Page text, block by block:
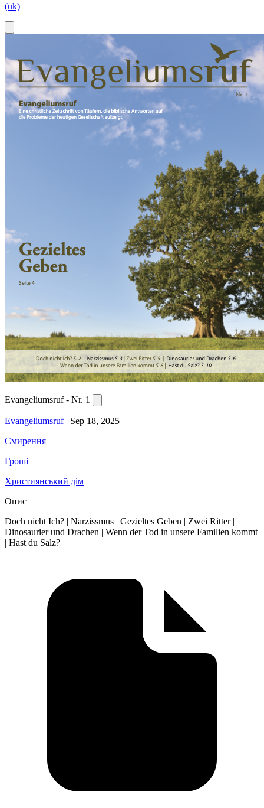
(uk)
Evangeliumsruf - Nr. 1
Evangeliumsruf | Sep 18, 2025
Смирення
Гроші
Християнський дім
Опис
Doch nicht Ich? | Narzissmus | Gezieltes Geben | Zwei Ritter |
Dinosaurier und Drachen | Wenn der Tod in unsere Familien kommt
| Hast du Salz?